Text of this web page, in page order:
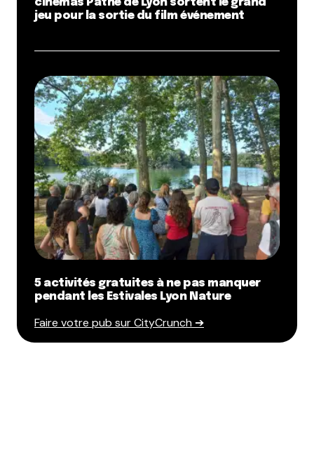
cinémas Pathé de Lyon sortent le grand
jeu pour la sortie du film événement
5 activités gratuites à ne pas manquer
pendant les Estivales Lyon Nature
Faire votre pub sur CityCrunch ➔